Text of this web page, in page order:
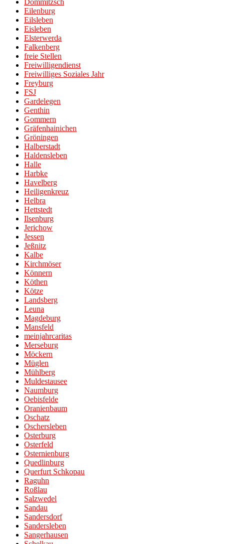
Eilenburg
Eilsleben
Eisleben
Elsterwerda
Falkenberg
freie Stellen
Freiwilligendienst
Freiwilliges Soziales Jahr
Freyburg
FSJ
Gardelegen
Genthin
Gommern
Gräfenhainichen
Gröningen
Halberstadt
Haldensleben
Halle
Harbke
Havelberg
Heiligenkreuz
Helbra
Hettstedt
Ilsenburg
Jerichow
Jessen
Jeßnitz
Kalbe
Kirchmöser
Könnern
Köthen
Kötze
Landsberg
Leuna
Magdeburg
Mansfeld
meinjahrcaritas
Merseburg
Möckern
Müglen
Mühlberg
Muldestausee
Naumburg
Oebisfelde
Oranienbaum
Oschatz
Oschersleben
Osterburg
Osterfeld
Osternienburg
Quedlinburg
Querfurt Schkopau
Raguhn
Roßlau
Salzwedel
Sandau
Sandersdorf
Sandersleben
Sangerhausen